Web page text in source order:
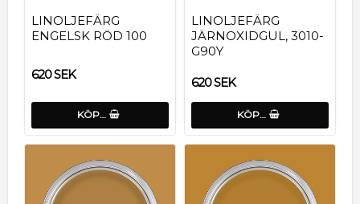
LINOLJEFÄRG
ENGELSK RÖD 100
620 SEK
KÖP…
LINOLJEFÄRG
JÄRNOXIDGUL, 3010-
G90Y
620 SEK
KÖP…